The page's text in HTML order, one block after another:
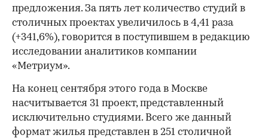
предложения. За пять лет количество студий в
столичных проектах увеличилось в 4,41 раза
(+341,6%), говорится в поступившем в редакцию
исследовании аналитиков компании
«Метриум».
На конец сентября этого года в Москве
насчитывается 31 проект, представленный
исключительно студиями. Всего же данный
формат жилья представлен в 251 столичной